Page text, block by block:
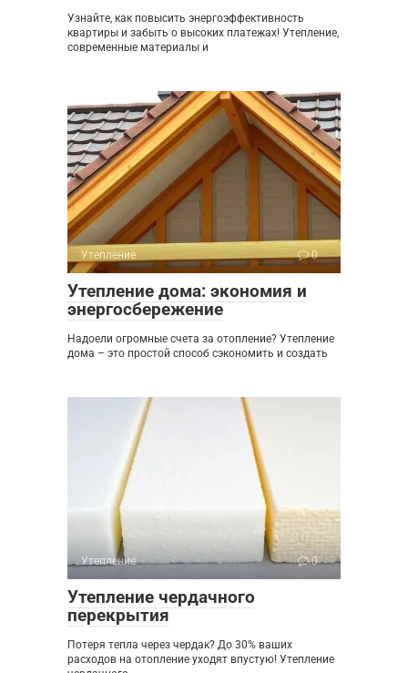
Узнайте, как повысить энергоэффективность
квартиры и забыть о высоких платежах! Утепление,
современные материалы и
Утепление 0
Утепление дома: экономия и
энергосбережение
Надоели огромные счета за отопление? Утепление
дома – это простой способ сэкономить и создать
Утепление 0
Утепление чердачного
перекрытия
Потеря тепла через чердак? До 30% ваших
расходов на отопление уходят впустую! Утепление